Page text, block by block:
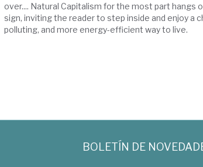
over.... Natural Capitalism for the most part hangs
sign, inviting the reader to step inside and enjoy a
polluting, and more energy-efficient way to live.
BOLETÍN DE